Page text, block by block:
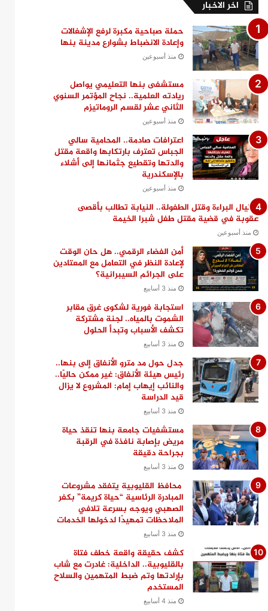
اخر الاخبار
حملة صباحية مكبرة لرفع الإشغالات
وإعادة الانضباط بشوارع مدينة بنها
منذ أسبوعين
مستشفى بنها التعليمي يواصل
ريادته العلمية.. نجاح المؤتمر السنوي
الثاني عشر لقسم الروماتيزم
منذ أسبوعين
اعترافات صادمة.. المحامية سالي
الجباس تعترف بارتكابها واقعة مقتل
والدتها وتقطيع جثمانها إلى أشلاء
بالإسكندرية
منذ أسبوعين
اغتيال البراءة وقتل الطفولة.. النيابة تطالب بأقصى
عقوبة في قضية مقتل طفل شبرا الخيمة
منذ أسبوعين
أمن الفضاء الرقمي.. هل حان الوقت
لإعادة النظر في التعامل مع المعتادين
على الجرائم السيبرانية؟
منذ 3 أسابيع
استجابة فورية لشكوى غرق مقابر
الشموت بالمياه.. لجنة مشتركة
تكشف الأسباب وتبدأ الحلول
منذ 3 أسابيع
جدل حول مد مترو الأنفاق إلى بنها..
رئيس هيئة الأنفاق: غير ممكن حاليًا..
والنائب إيهاب إمام: المشروع لا يزال
قيد الدراسة
منذ 3 أسابيع
مستشفيات جامعة بنها تنقذ حياة
مريض بإصابة نافذة في الرقبة
بجراحة دقيقة
منذ 3 أسابيع
محافظ القليوبية يتفقد مشروعات
المبادرة الرئاسية “حياة كريمة” بكفر
الصهبي ويوجه بسرعة تلافي
الملاحظات تمهيدًا لدخولها الخدمات
منذ 3 أسابيع
كشف حقيقة واقعة خطف فتاة
بالقليوبية.. الداخلية: غادرت مع شاب
بإرادتها وتم ضبط المتهمين والسلاح
المستخدم
منذ 4 أسابيع